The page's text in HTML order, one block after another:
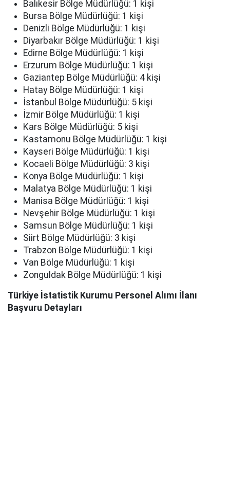
Balıkesir Bölge Müdürlüğü: 1 kişi
Bursa Bölge Müdürlüğü: 1 kişi
Denizli Bölge Müdürlüğü: 1 kişi
Diyarbakır Bölge Müdürlüğü: 1 kişi
Edirne Bölge Müdürlüğü: 1 kişi
Erzurum Bölge Müdürlüğü: 1 kişi
Gaziantep Bölge Müdürlüğü: 4 kişi
Hatay Bölge Müdürlüğü: 1 kişi
İstanbul Bölge Müdürlüğü: 5 kişi
İzmir Bölge Müdürlüğü: 1 kişi
Kars Bölge Müdürlüğü: 5 kişi
Kastamonu Bölge Müdürlüğü: 1 kişi
Kayseri Bölge Müdürlüğü: 1 kişi
Kocaeli Bölge Müdürlüğü: 3 kişi
Konya Bölge Müdürlüğü: 1 kişi
Malatya Bölge Müdürlüğü: 1 kişi
Manisa Bölge Müdürlüğü: 1 kişi
Nevşehir Bölge Müdürlüğü: 1 kişi
Samsun Bölge Müdürlüğü: 1 kişi
Siirt Bölge Müdürlüğü: 3 kişi
Trabzon Bölge Müdürlüğü: 1 kişi
Van Bölge Müdürlüğü: 1 kişi
Zonguldak Bölge Müdürlüğü: 1 kişi
Türkiye İstatistik Kurumu Personel Alımı İlanı
Başvuru Detayları